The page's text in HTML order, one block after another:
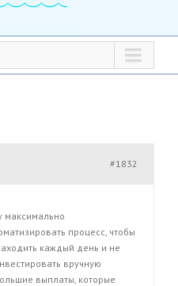
#1832
максимально
процесс, чтобы
каждый день и не
вручную
выплаты, которые